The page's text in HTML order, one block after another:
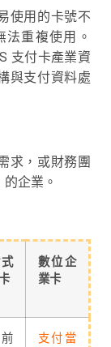
使用的卡號不
重複使用。
支付卡產業資
與支付資料處
求，或財務團
企業。
數位企
業卡
支付當